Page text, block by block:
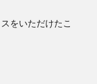
をいただけたこ